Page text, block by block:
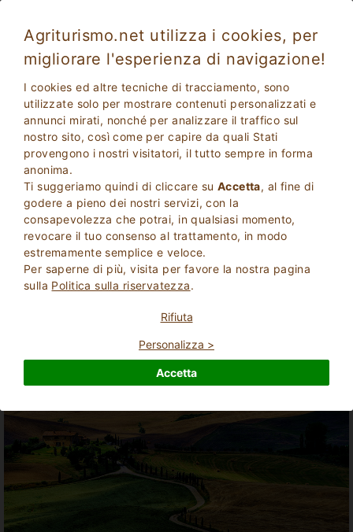
Agriturismo.net utilizza i cookies, per
migliorare l'esperienza di navigazione!
I cookies ed altre tecniche di tracciamento, sono
utilizzate solo per mostrare contenuti personalizzati e
annunci mirati, nonché per analizzare il traffico sul
nostro sito, così come per capire da quali Stati
provengono i nostri visitatori, il tutto sempre in forma
anonima.
Ti suggeriamo quindi di cliccare su Accetta, al fine di
godere a pieno dei nostri servizi, con la
consapevolezza che potrai, in qualsiasi momento,
revocare il tuo consenso al trattamento, in modo
estremamente semplice e veloce.
Per saperne di più, visita per favore la nostra pagina
sulla Politica sulla riservatezza.
Rifiuta
Personalizza >
Accetta
2Adulti
0Bambini CERCA
Potenza
Agriturismo e case vacanza in Potenza, Basilicata